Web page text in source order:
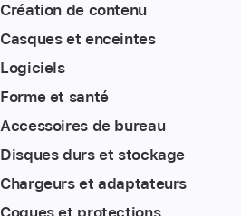
Création de contenu
Casques et enceintes
Logiciels
Forme et santé
Accessoires de bureau
Disques durs et stockage
Chargeurs et adaptateurs
Coques et protections